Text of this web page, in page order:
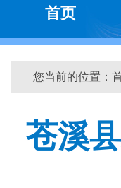
首页
您当前的位置：
苍溪